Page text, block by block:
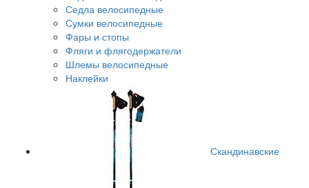
Седла велосипедные
Сумки велосипедные
Фары и стопы
Фляги и флягодержатели
Шлемы велосипедные
Наклейки
Скандинавские